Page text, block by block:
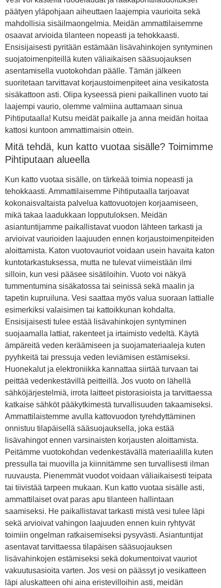
päätyen yläpohjaan aiheuttaen laajempia vaurioita sekä
mahdollisia sisäilmaongelmia. Meidän ammattilaisemme
osaavat arvioida tilanteen nopeasti ja tehokkaasti.
Ensisijaisesti pyritään estämään lisävahinkojen syntyminen
suojatoimenpiteillä kuten väliaikaisen sääsuojauksen
asentamisella vuotokohdan päälle. Tämän jälkeen
suoritetaan tarvittavat korjaustoimenpiteet aina vesikatosta
sisäkattoon asti. Olipa kyseessä pieni paikallinen vuoto tai
laajempi vaurio, olemme valmiina auttamaan sinua
Pihtiputaalla! Kutsu meidät paikalle ja anna meidän hoitaa
kattosi kuntoon ammattimaisin ottein.
Mitä tehdä, kun katto vuotaa sisälle? Toimimme
Pihtiputaan alueella
Kun katto vuotaa sisälle, on tärkeää toimia nopeasti ja
tehokkaasti. Ammattilaisemme Pihtiputaalla tarjoavat
kokonaisvaltaista palvelua kattovuotojen korjaamiseen,
mikä takaa laadukkaan lopputuloksen. Meidän
asiantuntijamme paikallistavat vuodon lähteen tarkasti ja
arvioivat vaurioiden laajuuden ennen korjaustoimenpiteiden
aloittamista. Katon vuotovauriot voidaan usein havaita katon
kuntotarkastuksessa, mutta ne tulevat viimeistään ilmi
silloin, kun vesi pääsee sisätiloihin. Vuoto voi näkyä
tummentumina sisäkatossa tai seinissä sekä maalin ja
tapetin kupruiluna. Vesi saattaa myös valua suoraan lattialle
esimerkiksi valaisimen tai kattoikkunan kohdalta.
Ensisijaisesti tulee estää lisävahinkojen syntyminen
suojaamalla lattiat, rakenteet ja irtaimisto vedeltä. Käytä
ämpäreitä veden keräämiseen ja suojamateriaaleja kuten
pyyhkeitä tai pressuja veden leviämisen estämiseksi.
Huonekalut ja elektroniikka kannattaa siirtää turvaan tai
peittää vedenkestävillä peitteillä. Jos vuoto on lähellä
sähköjärjestelmiä, irrota laitteet pistorasioista ja tarvittaessa
katkaise sähköt pääkytkimestä turvallisuuden takaamiseksi.
Ammattilaistemme avulla kattovuodon tyrehdyttäminen
onnistuu tilapäisellä sääsuojauksella, joka estää
lisävahingot ennen varsinaisten korjausten aloittamista.
Peitämme vuotokohdan vedenkestävällä materiaalilla kuten
pressulla tai muovilla ja kiinnitämme sen turvallisesti ilman
ruuvausta. Pienemmät vuodot voidaan väliaikaisesti teipata
tai tiivistää tarpeen mukaan. Kun katto vuotaa sisälle asti,
ammattilaiset ovat paras apu tilanteen hallintaan
saamiseksi. He paikallistavat tarkasti mistä vesi tulee läpi
sekä arvioivat vahingon laajuuden ennen kuin ryhtyvät
toimiin ongelman ratkaisemiseksi pysyvästi. Asiantuntijat
asentavat tarvittaessa tilapäisen sääsuojauksen
lisävahinkojen estämiseksi sekä dokumentoivat vauriot
vakuutusasioita varten. Jos vesi on päässyt jo vesikatteen
läpi aluskatteen ohi aina eristevilloihin asti, meidän